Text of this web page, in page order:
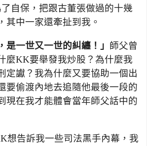
自保，把跟古董張做過的十幾
其中一家還牽扯到我。
是一世又一世的糾纏！」 師父曾
麼KK要舉發我炒股？為什麼我
定讞？我為什麼又要協助一個出
要偷渡內地去追隨他最後一段的
在我才能體會當年師父話中的
想告訴我一些司法黑手內幕，我